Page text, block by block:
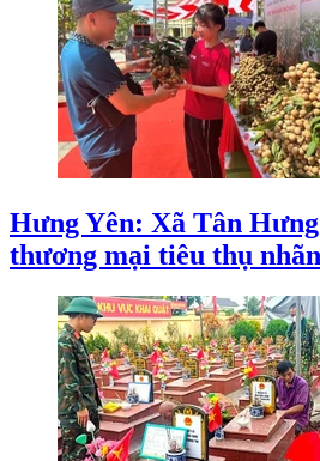
Hưng Yên: Xã Tân
thương mại tiêu thụ nhãn